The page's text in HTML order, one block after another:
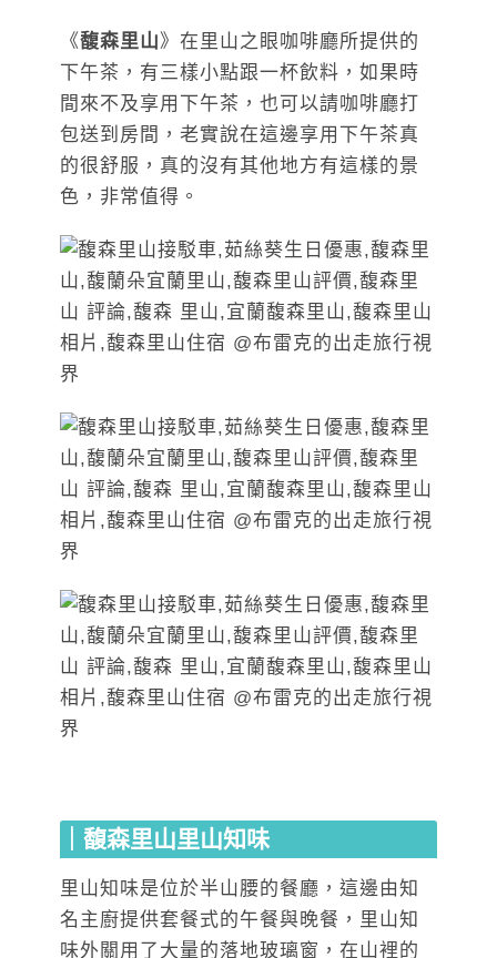
《馥森里山》在里山之眼咖啡廳所提供的
下午茶，有三樣小點跟一杯飲料，如果時
間來不及享用下午茶，也可以請咖啡廳打
包送到房間，老實說在這邊享用下午茶真
的很舒服，真的沒有其他地方有這樣的景
色，非常值得。
｜馥森里山里山知味
里山知味是位於半山腰的餐廳，這邊由知
名主廚提供套餐式的午餐與晚餐，里山知
味外關用了大量的落地玻璃窗，在山裡的